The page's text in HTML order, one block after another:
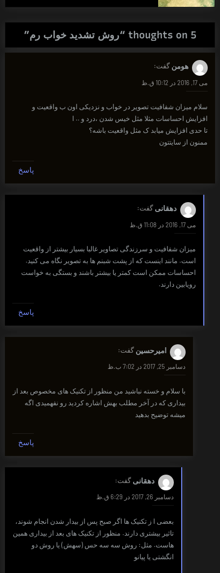
5 thoughts on “ روش تشدید خواب رم”
هومن گفت:
می 17, 2016 در 10:12 ق.ظ
سلام میزان شفافیت تصویر در خواب و نزدیکی اون ب واقعیت و
افزایش احساسات مثلا مثل خیس شدن ،درد و .. ا
تا حدی افزایش میابد ک مثل واقعیت باشه؟
ممنون از سایتتون
پاسخ
دهقانی گفت:
می 17, 2016 در 11:08 ق.ظ
میزان شفافیت و سرزندگی تصاویر غالبا بسیار بیشتر از واقعیت
است. مانند اینست که از پشت شبنم ها به تصویر نگاه می کنید.
احساسات ممکن است کمتر یا بیشتر باشند و بستگی به خواست
رویابین دارند.
پاسخ
امیرحسین گفت:
دسامبر 25, 2017 در 7:02 ب.ظ
با سلام و خسته نباشید من منظور از تکنیک های مخصوص بعد از
بیداری که در آخر مطلب بهش اشاره کردید رو نفهمیدی اگه
میشه توضیح بدهید
پاسخ
دهقانی گفت:
دسامبر 26, 2017 در 6:29 ق.ظ
بعضی ا ز تکنیک ها اگر صبح پس از بیدار شدن انجام شوند،
تاثیر بیشتری دارند. منظور از تکنیک های بعد از بیداری همین
هاست. مثل: روش سه سه حس (سهش) یا روش دو
انگشتی یا پیانو